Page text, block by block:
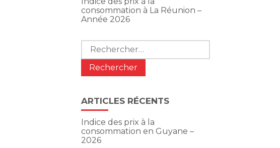
consommation à La Réunion –
Année 2026
Rechercher :
ARTICLES RÉCENTS
Indice des prix à la
consommation en Guyane –
2026